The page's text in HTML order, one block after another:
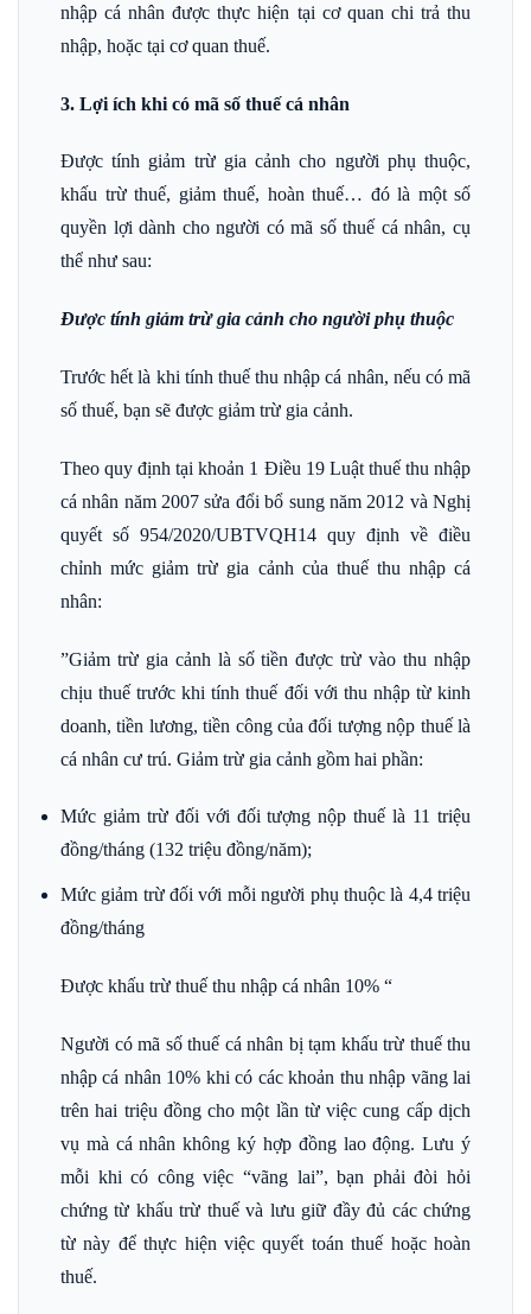
nhập cá nhân được thực hiện tại cơ quan chi trả thu
nhập, hoặc tại cơ quan thuế.
3. Lợi ích khi có mã số thuế cá nhân
Được tính giảm trừ gia cảnh cho người phụ thuộc,
khấu trừ thuế, giảm thuế, hoàn thuế… đó là một số
quyền lợi dành cho người có mã số thuế cá nhân, cụ
thể như sau:
Được tính giảm trừ gia cảnh cho người phụ thuộc
Trước hết là khi tính thuế thu nhập cá nhân, nếu có mã
số thuế, bạn sẽ được giảm trừ gia cảnh.
Theo quy định tại khoản 1 Điều 19 Luật thuế thu nhập
cá nhân năm 2007 sửa đổi bổ sung năm 2012 và Nghị
quyết số 954/2020/UBTVQH14 quy định về điều
chỉnh mức giảm trừ gia cảnh của thuế thu nhập cá
nhân:
”Giảm trừ gia cảnh là số tiền được trừ vào thu nhập
chịu thuế trước khi tính thuế đối với thu nhập từ kinh
doanh, tiền lương, tiền công của đối tượng nộp thuế là
cá nhân cư trú. Giảm trừ gia cảnh gồm hai phần:
Mức giảm trừ đối với đối tượng nộp thuế là 11 triệu
đồng/tháng (132 triệu đồng/năm);
Mức giảm trừ đối với mỗi người phụ thuộc là 4,4 triệu
đồng/tháng
Được khấu trừ thuế thu nhập cá nhân 10% “
Người có mã số thuế cá nhân bị tạm khấu trừ thuế thu
nhập cá nhân 10% khi có các khoản thu nhập vãng lai
trên hai triệu đồng cho một lần từ việc cung cấp dịch
vụ mà cá nhân không ký hợp đồng lao động. Lưu ý
mỗi khi có công việc “vãng lai”, bạn phải đòi hỏi
chứng từ khấu trừ thuế và lưu giữ đầy đủ các chứng
từ này để thực hiện việc quyết toán thuế hoặc hoàn
thuế.